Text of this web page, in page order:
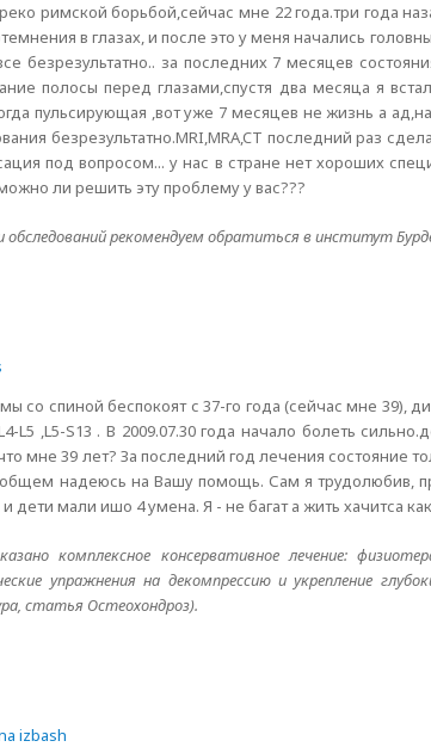
римской борьбой,сейчас мне 22 года.три года
в глазах, и после это у меня начались
безрезультатно.. за последних 7 месяцев
полосы перед глазами,спустя два месяца я
пульсирующая ,вот уже 7 месяцев не жизнь а
безрезультатно.MRI,MRA,CT последний раз
под вопросом... у нас в стране нет хороших
ли решить эту проблему у вас???
рекомендуем обратиться в институт
со спиной беспокоят с 37-го года (сейчас мне 39),
L5 ,L5-S13 . В 2009.07.30 года начало болеть
мне 39 лет? За последний год лечения состояние
общем надеюсь на Вашу помощь. Сам я трудолюбив,
дети мали ишо 4 умена. Я - не багат а жить хачитса
комплексное консервативное лечение:
упражнения на декомпрессию и укрепление
статья Остеохондроз).
izbash